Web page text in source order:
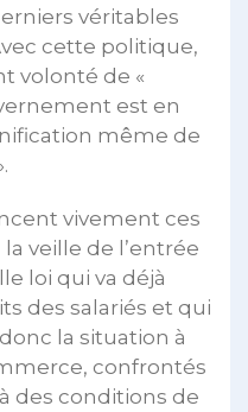
véritables
cette politique,
volonté de «
est en
même de
vivement ces
veille de l’entrée
loi qui va déjà
des salariés et qui
la situation à
confrontés
des conditions de